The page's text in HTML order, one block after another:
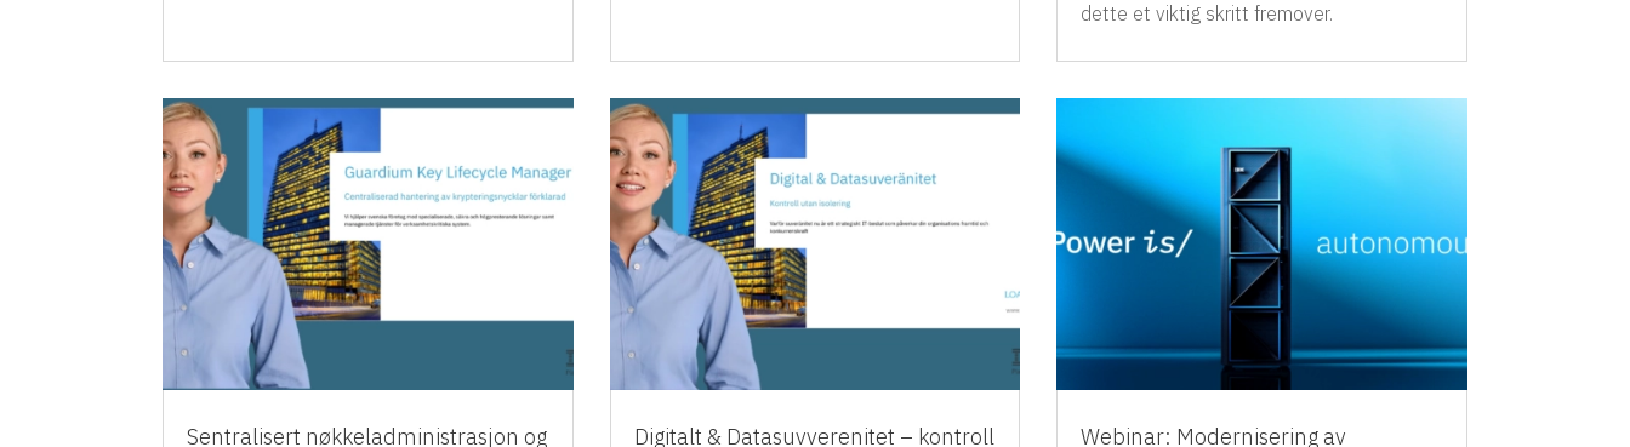
dette et viktig skritt fremover.
Sentralisert nøkkeladministrasjon og Digitalt & Datasuvverenitet – kontroll Webinar: Modernisering av